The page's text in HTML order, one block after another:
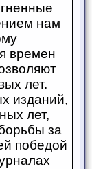
нам
времен
лет.
изданий,
лет,
за
победой